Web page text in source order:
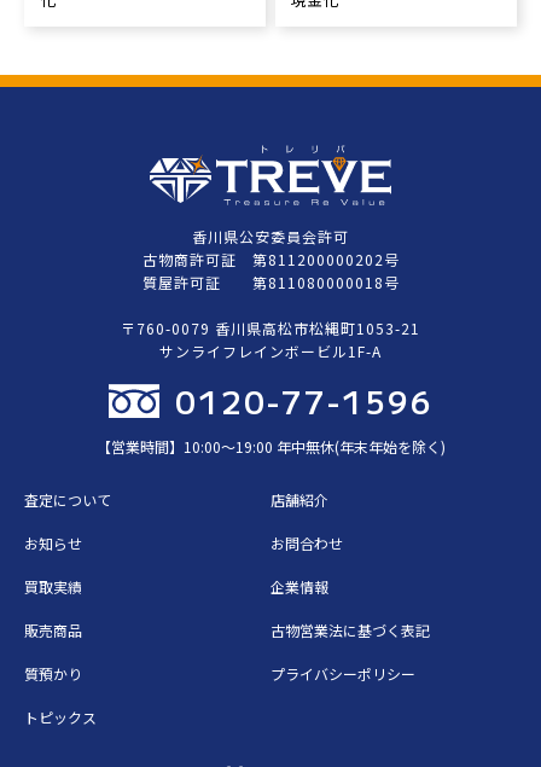
香川県公安委員会許可
古物商許可証 第811200000202号
質屋許可証 第811080000018号
〒760-0079 香川県高松市松縄町1053-21
サンライフレインボービル1F-A
0120-77-1596
【営業時間】10:00〜19:00 年中無休(年末年始を除く)
査定について 店舗紹介
お知らせ お問合わせ
買取実績 企業情報
販売商品 古物営業法に基づく表記
質預かり プライバシーポリシー
トピックス